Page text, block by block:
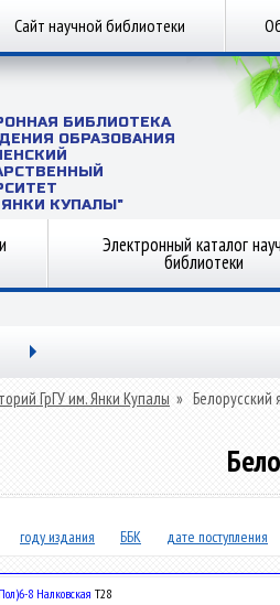
Сайт научной библиотеки
БИБЛИОТЕКА
ОБРАЗОВАНИЯ
КУПАЛЫ"
Электронный каталог
библиотеки
ГрГУ им. Янки Купалы » Белорусский
году издания ББК дате поступления
8 Налковская Т28